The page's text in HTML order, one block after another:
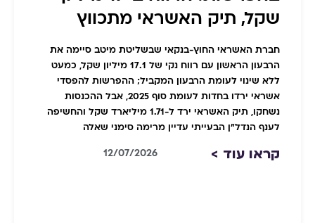
שקל, תיק האשראי מתכווץ
חברת האשראי החוץ-בנקאי שבשליטת מיטב סיימה את
הרבעון הראשון עם רווח נקי של 17.1 מיליון שקל, כמעט
ללא שינוי לעומת הרבעון המקביל; ההפרשות להפסדי
אשראי ירדו בחדות לעומת סוף 2025, אבל ההכנסות
נשחקו, תיק האשראי ירד ל-1.71 מיליארד שקל והחשיפה
לענף הנדל"ן הבעייתי עדיין מרימה סימני שאלה
קראו עוד > 12/07/2026